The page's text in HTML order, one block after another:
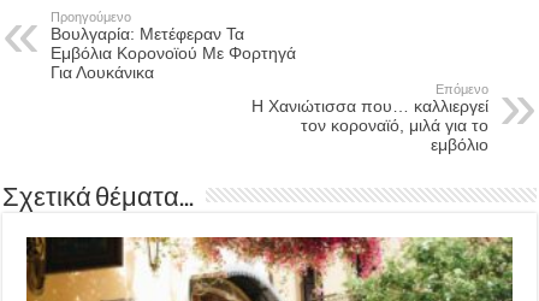
Προηγούμενο
Βουλγαρία: Μετέφεραν Τα
Εμβόλια Κορονοϊού Με Φορτηγά
Για Λουκάνικα
Επόμενο
Η Χανιώτισσα που… καλλιεργεί
τον κοροναϊό, μιλά για το
εμβόλιο
Σχετικά θέματα...